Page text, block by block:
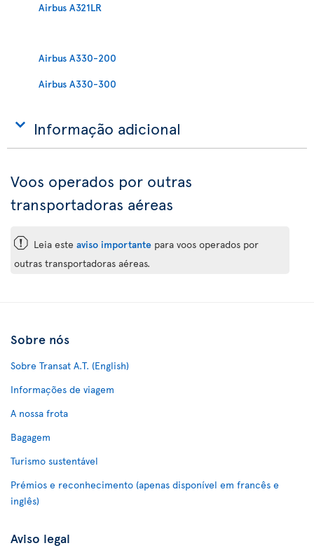
Airbus A321LR
Airbus A330-200
Airbus A330-300
Informação adicional
Voos operados por outras
transportadoras aéreas
ü Leia este aviso importante para voos operados por
outras transportadoras aéreas.
Sobre nós
Sobre Transat A.T. (English)
Informações de viagem
A nossa frota
Bagagem
Turismo sustentável
Prémios e reconhecimento (apenas disponível em francês e
inglês)
Aviso legal